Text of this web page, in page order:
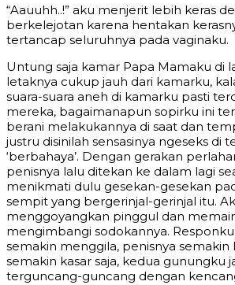
“Aauuhh..!” aku menjerit lebih keras
berkelejotan karena hentakan
tertancap seluruhnya pada vaginaku.
Untung saja kamar Papa Mamaku di
letaknya cukup jauh dari kamarku,
suara-suara aneh di kamarku pasti
mereka, bagaimanapun sopirku ini
berani melakukannya di saat dan
justru disinilah sensasinya ngeseks di
‘berbahaya’. Dengan gerakan
penisnya lalu ditekan ke dalam lagi
menikmati dulu gesekan-gesekan
sempit yang bergerinjal-gerinjal itu.
menggoyangkan pinggul dan
mengimbangi sodokannya.
semakin menggila, penisnya
semakin kasar saja, kedua gunungku
terguncang-guncang dengan